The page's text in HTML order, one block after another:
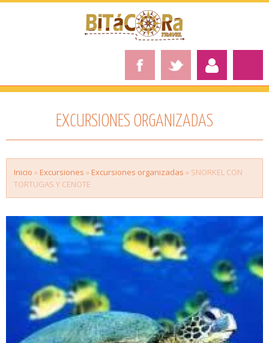
EXCURSIONES ORGANIZADAS
Inicio » Excursiones » Excursiones organizadas » SNORKEL CON
TORTUGAS Y CENOTE